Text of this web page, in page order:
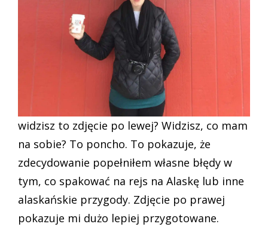
widzisz to zdjęcie po lewej? Widzisz, co mam
na sobie? To poncho. To pokazuje, że
zdecydowanie popełniłem własne błędy w
tym, co spakować na rejs na Alaskę lub inne
alaskańskie przygody. Zdjęcie po prawej
pokazuje mi dużo lepiej przygotowane.